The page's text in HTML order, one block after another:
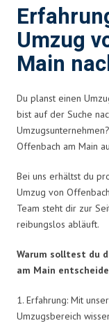
Umzug
Main
Du planst einen
bist auf der Suche
Offenbach am Main
Bei uns erhältst du
Umzug von
Team steht dir zur
reibungslos abläuft.
Warum solltest du
am Main
1. Erfahrung: Mit
Umzugsbereich